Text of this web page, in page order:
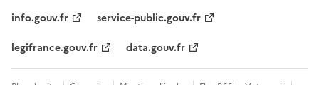
info.gouv.fr
service-public.gouv.fr
legifrance.gouv.fr
data.gouv.fr